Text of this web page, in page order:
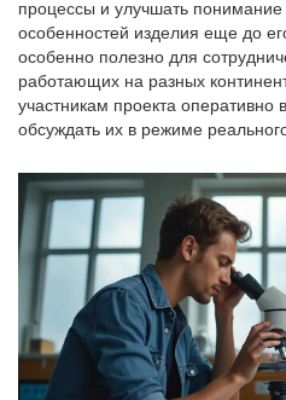
процессы и улучшать понимание
особенностей изделия еще до
особенно полезно для
работающих на разных
участникам проекта оперативно
обсуждать их в режиме